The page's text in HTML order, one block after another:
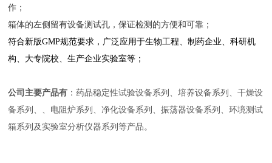
作；
箱体的左侧留有设备测试孔，保证检测的方便和可靠；
符合新版GMP规范要求，广泛应用于生物工程、制药企业、科研机
构、大专院校、生产企业实验室等；
公司主要产品有 ：药品稳定性试验设备系列、培养设备系列、干燥设
备系列、、电阻炉系列、净化设备系列、振荡器设备系列、环境测试
箱系列及实验室分析仪器系列等产品。